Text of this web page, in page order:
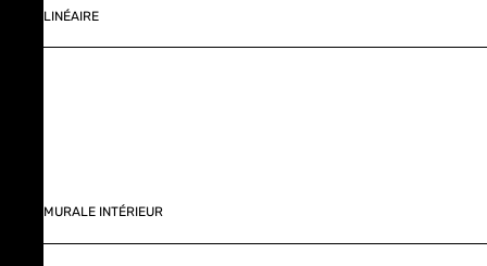
LINÉAIRE
MURALE INTÉRIEUR